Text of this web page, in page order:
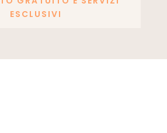
ESCLUSIVI